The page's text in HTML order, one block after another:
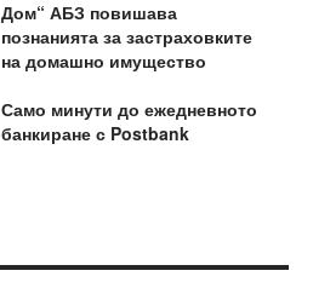
Дом“ АБЗ повишава
познанията за застраховките
на домашно имущество
Само минути до ежедневното
банкиране с Postbank